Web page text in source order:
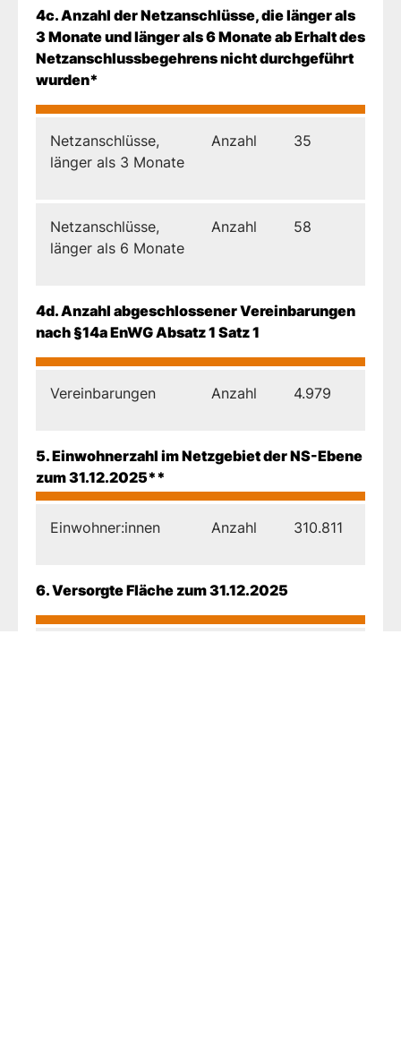
4c. Anzahl der Netzanschlüsse, die länger als
3 Monate und länger als 6 Monate ab Erhalt des
Netzanschlussbegehrens nicht durchgeführt
wurden*
Netzanschlüsse,
länger als 3 Monate
Anzahl 35
Netzanschlüsse,
länger als 6 Monate
Anzahl 58
4d. Anzahl abgeschlossener Vereinbarungen
nach §14a EnWG Absatz 1 Satz 1
Vereinbarungen Anzahl 4.979
5. Einwohnerzahl im Netzgebiet der NS-Ebene
zum 31.12.2025**
Einwohner:innen Anzahl 310.811
6. Versorgte Fläche zum 31.12.2025